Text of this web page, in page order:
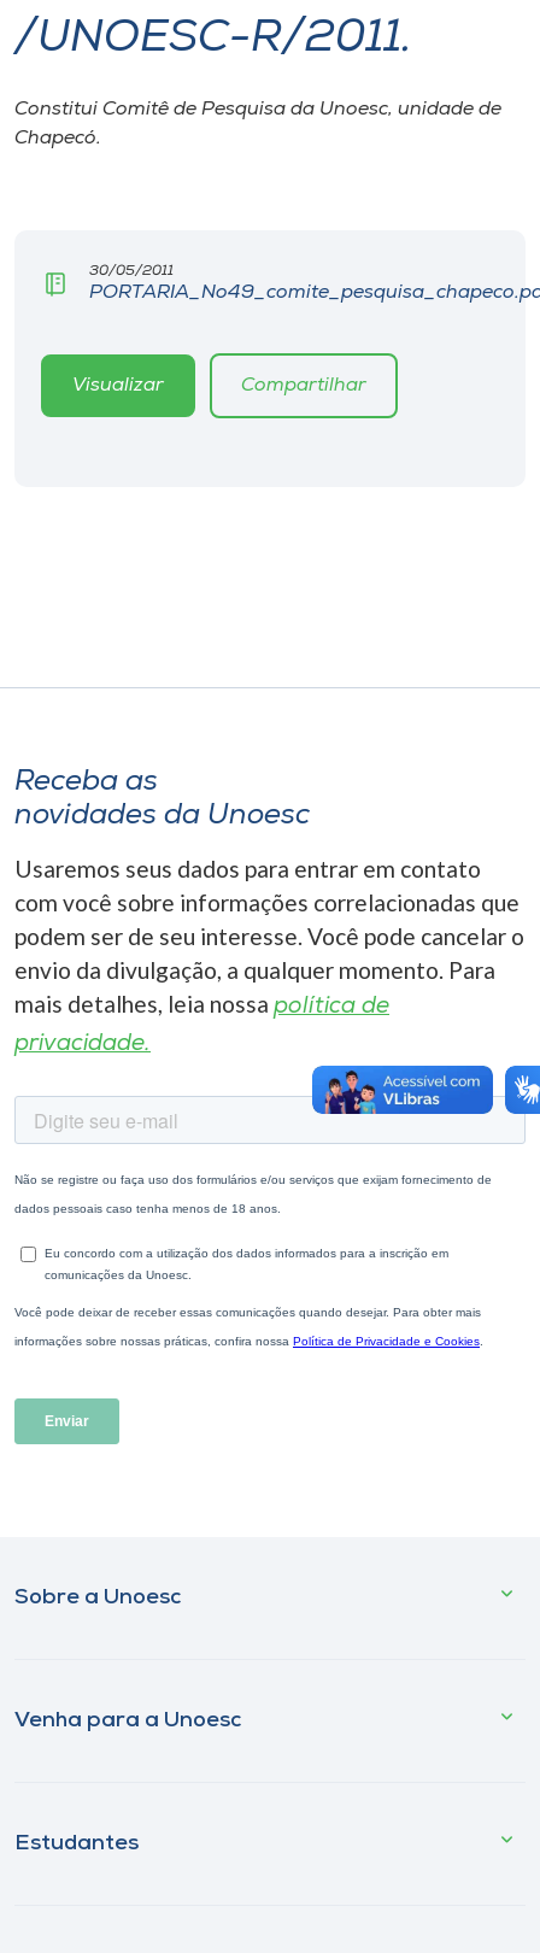
I.nova
Diplomados
CPA
Editora
Selecione
o idioma
/UNOESC-R/2011.
Constitui Comitê de Pesquisa da Unoesc, unidade de
Chapecó.
30/05/2011
Visualizar Compartilhar
Receba as
novidades da Unoesc
Usaremos seus dados para entrar em contato
com você sobre informações correlacionadas que
podem ser de seu interesse. Você pode cancelar o
envio da divulgação, a qualquer momento. Para
mais detalhes, leia nossa política de
privacidade.
Sobre a Unoesc
Venha para a Unoesc
Estudantes